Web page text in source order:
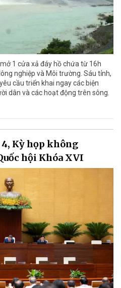
1 cửa xả đáy hồ chứa từ 16h
nghiệp và Môi trường. Sáu tỉnh,
cầu triển khai ngay các biện
dân và các hoạt động trên sông.
4, Kỳ họp không
hội Khóa XVI